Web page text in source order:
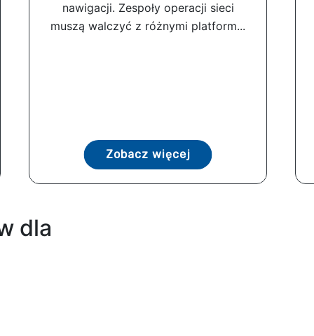
nawigacji. Zespoły operacji sieci
muszą walczyć z różnymi platform...
Zobacz więcej
dla